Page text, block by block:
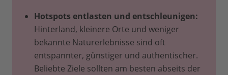
Hotspots entlasten und entschleunigen:
Hinterland, kleinere Orte und weniger
bekannte Naturerlebnisse sind oft
entspannter, günstiger und authentischer.
Beliebte Ziele sollten am besten abseits der